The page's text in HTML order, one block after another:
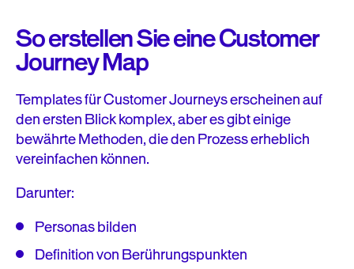
So erstellen Sie eine Customer
Journey Map
Templates für Customer Journeys erscheinen auf
den ersten Blick komplex, aber es gibt einige
bewährte Methoden, die den Prozess erheblich
vereinfachen können.
Darunter:
Personas bilden
Definition von Berührungspunkten